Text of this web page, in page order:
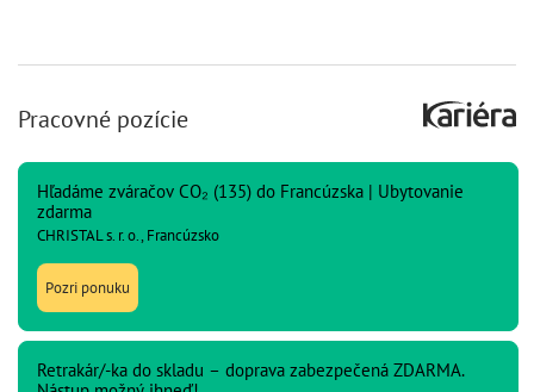
Pracovné pozície
Hľadáme zváračov CO₂ (135) do Francúzska | Ubytovanie
zdarma
CHRISTAL s. r. o., Francúzsko
Pozri ponuku
Retrakár/-ka do skladu – doprava zabezpečená ZDARMA.